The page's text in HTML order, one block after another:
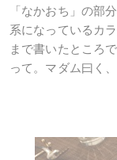
「なかおち」の部
系になっているカ
まで書いたところ
って。マダム曰く